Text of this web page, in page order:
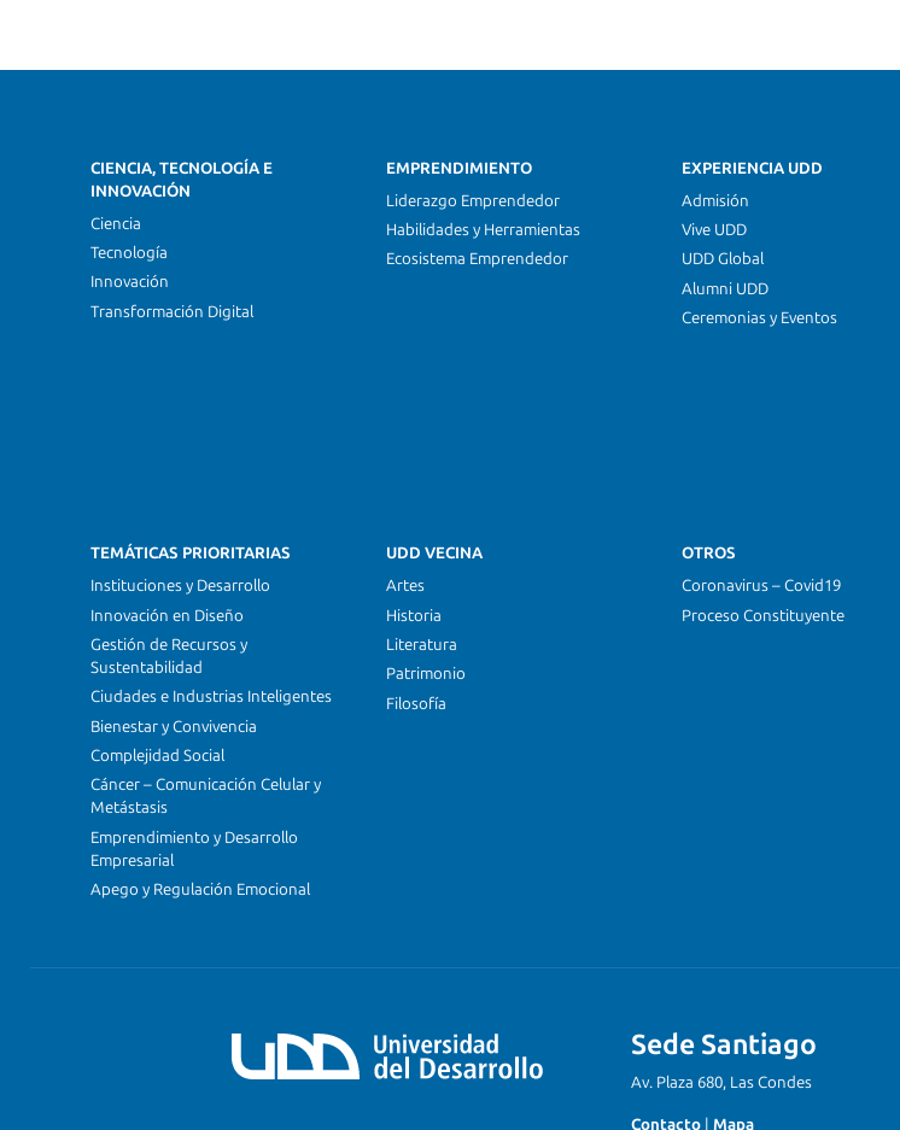
CIENCIA, TECNOLOGÍA E
INNOVACIÓN
Ciencia
Tecnología
Innovación
Transformación Digital
EMPRENDIMIENTO
Liderazgo Emprendedor
Habilidades y Herramientas
Ecosistema Emprendedor
EXPERIENCIA UDD
Admisión
Vive UDD
UDD Global
Alumni UDD
Ceremonias y Eventos
TEMÁTICAS PRIORITARIAS
Instituciones y Desarrollo
Innovación en Diseño
Gestión de Recursos y
Sustentabilidad
Ciudades e Industrias Inteligentes
Bienestar y Convivencia
Complejidad Social
Cáncer – Comunicación Celular y
Metástasis
Emprendimiento y Desarrollo
Empresarial
Apego y Regulación Emocional
UDD VECINA
Artes
Historia
Literatura
Patrimonio
Filosofía
OTROS
Coronavirus – Covid19
Proceso Constituyente
Sede Santiago
Av. Plaza 680, Las Condes
Contacto Mapa